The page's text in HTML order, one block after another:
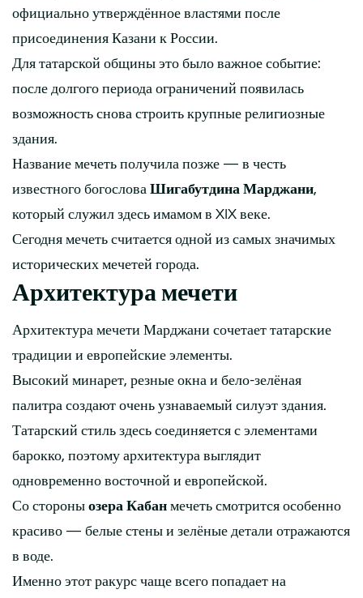
официально утверждённое властями после
присоединения Казани к России.
Для татарской общины это было важное событие:
после долгого периода ограничений появилась
возможность снова строить крупные религиозные
здания.
Название мечеть получила позже — в честь
известного богослова Шигабутдина Марджани,
который служил здесь имамом в XIX веке.
Сегодня мечеть считается одной из самых значимых
исторических мечетей города.
Архитектура мечети
Архитектура мечети Марджани сочетает татарские
традиции и европейские элементы.
Высокий минарет, резные окна и бело-зелёная
палитра создают очень узнаваемый силуэт здания.
Татарский стиль здесь соединяется с элементами
барокко, поэтому архитектура выглядит
одновременно восточной и европейской.
Со стороны озера Кабан мечеть смотрится особенно
красиво — белые стены и зелёные детали отражаются
в воде.
Именно этот ракурс чаще всего попадает на